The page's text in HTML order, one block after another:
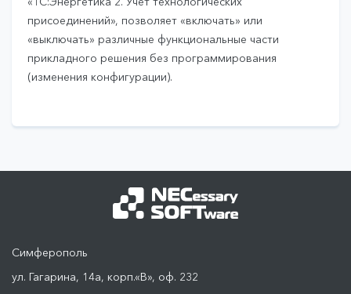
присоединений», позволяет «включать» или
«выключать» различные функциональные части
прикладного решения без программирования
(изменения конфигурации).
Симферополь
ул. Гагарина, 14а, корп.«В», оф. 232